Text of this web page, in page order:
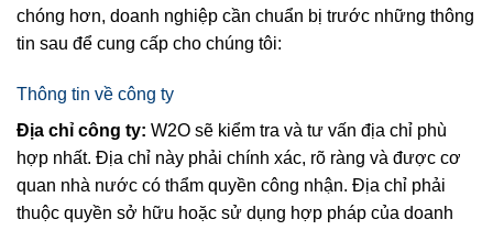
chóng hơn, doanh nghiệp cần chuẩn bị trước những thông
tin sau để cung cấp cho chúng tôi:
Thông tin về công ty
Địa chỉ công ty: W2O sẽ kiểm tra và tư vấn địa chỉ phù
hợp nhất. Địa chỉ này phải chính xác, rõ ràng và được cơ
quan nhà nước có thẩm quyền công nhận. Địa chỉ phải
thuộc quyền sở hữu hoặc sử dụng hợp pháp của doanh